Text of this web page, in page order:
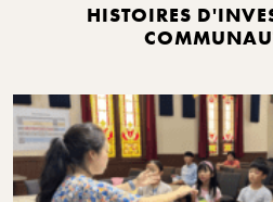
HISTOIRES